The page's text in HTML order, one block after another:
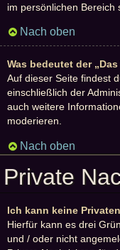
im persönlichen Bereich
Nach oben
Was bedeutet der
Auf dieser Seite findest
einschließlich der
auch weitere
moderieren.
Nach oben
Private
Ich kann keine
Hierfür kann es drei
und / oder nicht